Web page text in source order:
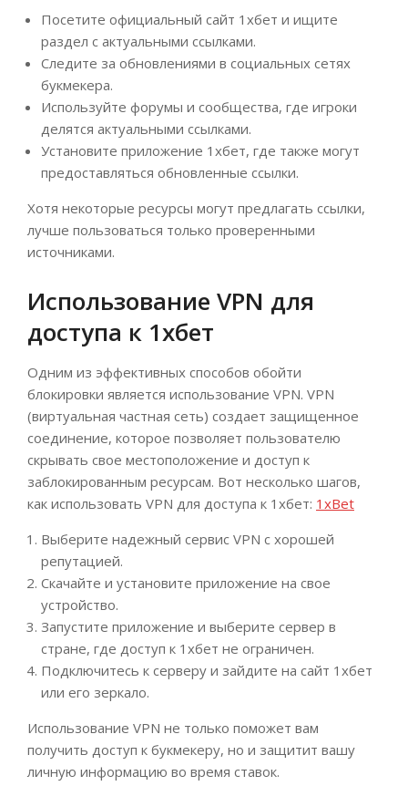
Посетите официальный сайт 1хбет и ищите
раздел с актуальными ссылками.
Следите за обновлениями в социальных сетях
букмекера.
Используйте форумы и сообщества, где игроки
делятся актуальными ссылками.
Установите приложение 1хбет, где также могут
предоставляться обновленные ссылки.
Хотя некоторые ресурсы могут предлагать ссылки,
лучше пользоваться только проверенными
источниками.
Использование VPN для
доступа к 1хбет
Одним из эффективных способов обойти
блокировки является использование VPN. VPN
(виртуальная частная сеть) создает защищенное
соединение, которое позволяет пользователю
скрывать свое местоположение и доступ к
заблокированным ресурсам. Вот несколько шагов,
как использовать VPN для доступа к 1хбет: 1xBet
Выберите надежный сервис VPN с хорошей
репутацией.
Скачайте и установите приложение на свое
устройство.
Запустите приложение и выберите сервер в
стране, где доступ к 1хбет не ограничен.
Подключитесь к серверу и зайдите на сайт 1хбет
или его зеркало.
Использование VPN не только поможет вам
получить доступ к букмекеру, но и защитит вашу
личную информацию во время ставок.